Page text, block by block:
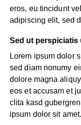
eros, eu tincidunt
adipiscing elit, sed
Sed ut perspiciatis
Lorem ipsum dolor
sed diam nonumy
dolore magna
eos et accusam et
clita kasd
ipsum dolor sit amet.